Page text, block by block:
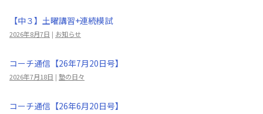
【中３】土曜講習+連続模試
2026年8月7日 | お知らせ
コーチ通信【26年7月20日号】
2026年7月18日 | 塾の日々
コーチ通信【26年6月20日号】